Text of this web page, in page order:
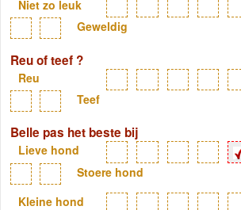
Niet zo leuk
Geweldig
Reu of teef ?
Reu
Teef
Belle pas het beste bij
Lieve hond
Stoere hond
Kleine hond